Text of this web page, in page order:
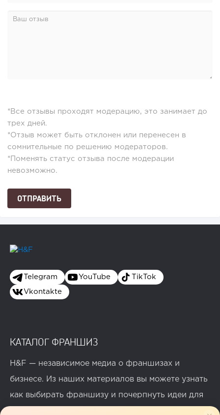
*Все отзывы проходят модерацию, это занимает до
трех дней.
*Отзыв может быть отклонен или перенесен в
сомнительные по решению модераторов.
*Поменять статус отзыва после модерации
невозможно.
Telegram YouTube TikTok
Vkontakte
КАТАЛОГ ФРАНШИЗ
H&F — независимое медиа о франшизах и
бизнесе. Из наших материалов вы можете узнать
как выбирать франшизу и почерпнуть идеи для